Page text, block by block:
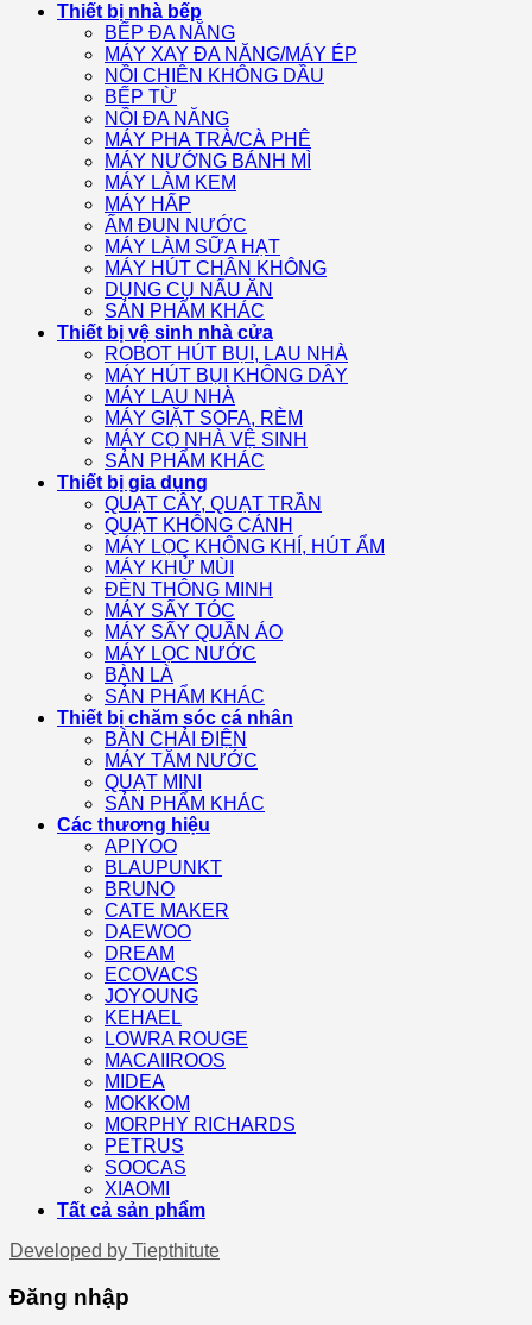
Thiết bị nhà bếp
BẾP ĐA NĂNG
MÁY XAY ĐA NĂNG/MÁY ÉP
NỒI CHIÊN KHÔNG DẦU
BẾP TỪ
NỒI ĐA NĂNG
MÁY PHA TRÀ/CÀ PHÊ
MÁY NƯỚNG BÁNH MÌ
MÁY LÀM KEM
MÁY HẤP
ẤM ĐUN NƯỚC
MÁY LÀM SỮA HẠT
MÁY HÚT CHÂN KHÔNG
DỤNG CỤ NẤU ĂN
SẢN PHẨM KHÁC
Thiết bị vệ sinh nhà cửa
ROBOT HÚT BỤI, LAU NHÀ
MÁY HÚT BỤI KHÔNG DÂY
MÁY LAU NHÀ
MÁY GIẶT SOFA, RÈM
MÁY CỌ NHÀ VỆ SINH
SẢN PHẨM KHÁC
Thiết bị gia dụng
QUẠT CÂY, QUẠT TRẦN
QUẠT KHÔNG CÁNH
MÁY LỌC KHÔNG KHÍ, HÚT ẨM
MÁY KHỬ MÙI
ĐÈN THÔNG MINH
MÁY SẤY TÓC
MÁY SẤY QUẦN ÁO
MÁY LỌC NƯỚC
BÀN LÀ
SẢN PHẨM KHÁC
Thiết bị chăm sóc cá nhân
BÀN CHẢI ĐIỆN
MÁY TĂM NƯỚC
QUẠT MINI
SẢN PHẨM KHÁC
Các thương hiệu
APIYOO
BLAUPUNKT
BRUNO
CATE MAKER
DAEWOO
DREAM
ECOVACS
JOYOUNG
KEHAEL
LOWRA ROUGE
MACAIIROOS
MIDEA
MOKKOM
MORPHY RICHARDS
PETRUS
SOOCAS
XIAOMI
Tất cả sản phẩm
Developed by Tiepthitute
Đăng nhập